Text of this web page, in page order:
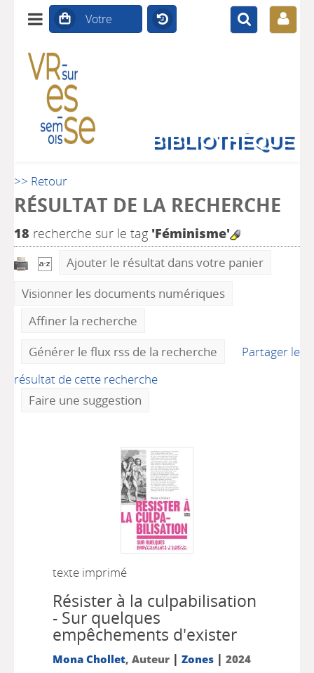
BIBLIOTHÈQUE
>> Retour
RÉSULTAT DE LA RECHERCHE
18 recherche sur le tag 'Féminisme'
Ajouter le résultat dans votre panier
Visionner les documents numériques
Affiner la recherche
Générer le flux rss de la recherche
Partager le
résultat de cette recherche
Faire une suggestion
texte imprimé
Résister à la culpabilisation
- Sur quelques
empêchements d'exister
Mona Chollet, Auteur | Zones| 2024